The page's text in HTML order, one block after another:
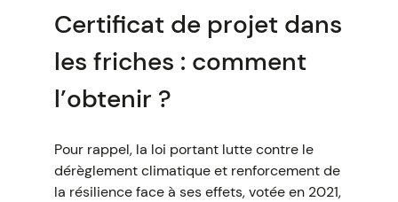
Certificat de projet dans
les friches : comment
l’obtenir ?
Pour rappel, la loi portant lutte contre le
dérèglement climatique et renforcement de
la résilience face à ses effets, votée en 2021,